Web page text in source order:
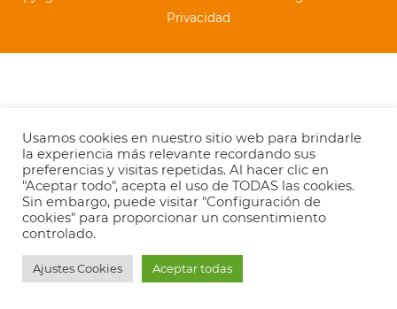
Privacidad
Usamos cookies en nuestro sitio web para brindarle
la experiencia más relevante recordando sus
preferencias y visitas repetidas. Al hacer clic en
"Aceptar todo", acepta el uso de TODAS las cookies.
Sin embargo, puede visitar "Configuración de
cookies" para proporcionar un consentimiento
controlado.
Ajustes Cookies Aceptar todas